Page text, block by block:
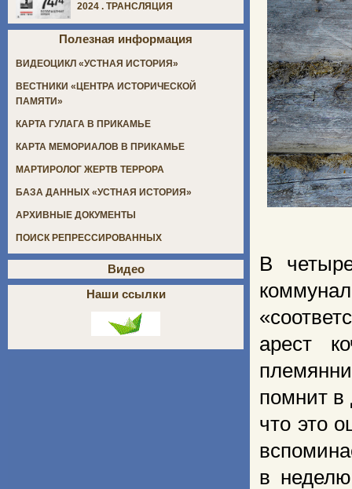
В
арест
помнит в
что это
в
2024 . ТРАНСЛЯЦИЯ
Полезная информация
ВИДЕОЦИКЛ «УСТНАЯ ИСТОРИЯ»
ВЕСТНИКИ «ЦЕНТРА ИСТОРИЧЕСКОЙ
ПАМЯТИ»
КАРТА ГУЛАГА В ПРИКАМЬЕ
КАРТА МЕМОРИАЛОВ В ПРИКАМЬЕ
МАРТИРОЛОГ ЖЕРТВ ТЕРРОРА
БАЗА ДАННЫХ «УСТНАЯ ИСТОРИЯ»
АРХИВНЫЕ ДОКУМЕНТЫ
ПОИСК РЕПРЕССИРОВАННЫХ
Видео
Наши ссылки